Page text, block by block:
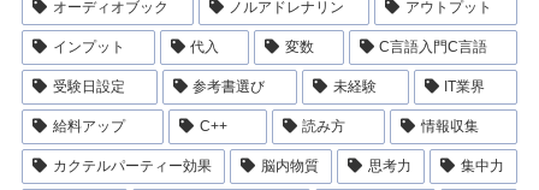
オーディオブック ノルアドレナリン アウトプット
インプット 代入 変数 C言語入門C言語
受験日設定 参考書選び 未経験 IT業界
給料アップ C++ 読み方 情報収集
カクテルパーティー効果 脳内物質 思考力 集中力